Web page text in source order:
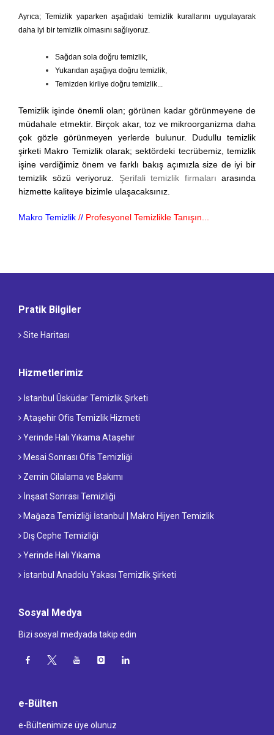
Ayrıca; Temizlik yaparken aşağıdaki temizlik kurallarını uygulayarak
daha iyi bir temizlik olmasını sağlıyoruz.
Sağdan sola doğru temizlik,
Yukarıdan aşağıya doğru temizlik,
Temizden kirliye doğru temizlik...
Temizlik işinde önemli olan; görünen kadar görünmeyene de
müdahale etmektir. Birçok akar, toz ve mikroorganizma daha
çok gözle görünmeyen yerlerde bulunur. Dudullu temizlik
şirketi Makro Temizlik olarak; sektördeki tecrübemiz, temizlik
işine verdiğimiz önem ve farklı bakış açımızla size de iyi bir
temizlik sözü veriyoruz. Şerifali temizlik firmaları arasında
hizmette kaliteye bizimle ulaşacaksınız.
Makro Temizlik // Profesyonel Temizlikle Tanışın...
Pratik Bilgiler
Site Haritası
Hizmetlerimiz
İstanbul Üsküdar Temizlik Şirketi
Ataşehir Ofis Temizlik Hizmeti
Yerinde Halı Yıkama Ataşehir
Mesai Sonrası Ofis Temizliği
Zemin Cilalama ve Bakımı
İnşaat Sonrası Temizliği
Mağaza Temizliği İstanbul | Makro Hijyen Temizlik
Dış Cephe Temizliği
Yerinde Halı Yıkama
İstanbul Anadolu Yakası Temizlik Şirketi
Sosyal Medya
Bizi sosyal medyada takip edin
e-Bülten
e-Bültenimize üye olunuz